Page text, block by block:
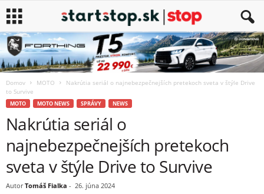
Domov MOTO
Nakrútia seriál o najnebezpečnejších pretekoch sveta v štýle Drive
to Survive
MOTO MOTO NEWS SPRÁVY NEWS
Nakrútia seriál o
najnebezpečnejších pretekoch
sveta v štýle Drive to Survive
Autor Tomáš Fialka - 26. júna 2024